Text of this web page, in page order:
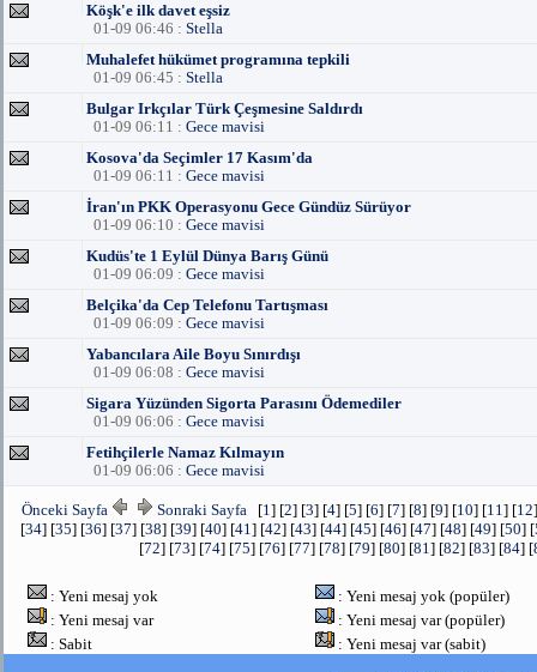
Köşk'e ilk davet eşsiz
01-09 06:46 : Stella
Muhalefet hükümet programına tepkili
01-09 06:45 : Stella
Bulgar Irkçılar Türk Çeşmesine Saldırdı
01-09 06:11 : Gece mavisi
Kosova'da Seçimler 17 Kasım'da
01-09 06:11 : Gece mavisi
İran'ın PKK Operasyonu Gece Gündüz Sürüyor
01-09 06:10 : Gece mavisi
Kudüs'te 1 Eylül Dünya Barış Günü
01-09 06:09 : Gece mavisi
Belçika'da Cep Telefonu Tartışması
01-09 06:09 : Gece mavisi
Yabancılara Aile Boyu Sınırdışı
01-09 06:08 : Gece mavisi
Sigara Yüzünden Sigorta Parasını Ödemediler
01-09 06:06 : Gece mavisi
Fetihçilerle Namaz Kılmayın
01-09 06:06 : Gece mavisi
Önceki Sayfa Sonraki Sayfa [1] [2] [3] [4] [5] [6] [7] [8] [9] [10] [11] [12
[34] [35] [36] [37] [38] [39] [40] [41] [42] [43] [44] [45] [46] [47] [48] [49] [50] [
[72] [73] [74] [75] [76] [77] [78] [79] [80] [81] [82] [83] [84] [
: Yeni mesaj yok
: Yeni mesaj var
: Sabit
: Yeni mesaj yok (popüler)
: Yeni mesaj var (popüler)
: Yeni mesaj var (sabit)